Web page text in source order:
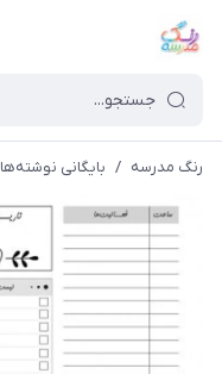
رنگ مدرسه / بایگانی نوشته‌ها